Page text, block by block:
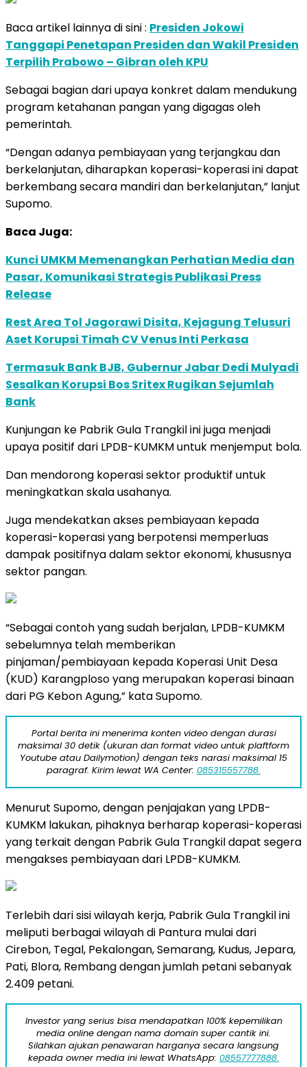
Baca artikel lainnya di sini : Presiden Jokowi
Tanggapi Penetapan Presiden dan Wakil Presiden
Terpilih Prabowo – Gibran oleh KPU
Sebagai bagian dari upaya konkret dalam mendukung
program ketahanan pangan yang digagas oleh
pemerintah.
“Dengan adanya pembiayaan yang terjangkau dan
berkelanjutan, diharapkan koperasi-koperasi ini dapat
berkembang secara mandiri dan berkelanjutan,” lanjut
Supomo.
Baca Juga:
Kunci UMKM Memenangkan Perhatian Media dan
Pasar, Komunikasi Strategis Publikasi Press
Release
Rest Area Tol Jagorawi Disita, Kejagung Telusuri
Aset Korupsi Timah CV Venus Inti Perkasa
Termasuk Bank BJB, Gubernur Jabar Dedi Mulyadi
Sesalkan Korupsi Bos Sritex Rugikan Sejumlah
Bank
Kunjungan ke Pabrik Gula Trangkil ini juga menjadi
upaya positif dari LPDB-KUMKM untuk menjemput bola.
Dan mendorong koperasi sektor produktif untuk
meningkatkan skala usahanya.
Juga mendekatkan akses pembiayaan kepada
koperasi-koperasi yang berpotensi memperluas
dampak positifnya dalam sektor ekonomi, khususnya
sektor pangan.
“Sebagai contoh yang sudah berjalan, LPDB-KUMKM
sebelumnya telah memberikan
pinjaman/pembiayaan kepada Koperasi Unit Desa
(KUD) Karangploso yang merupakan koperasi binaan
dari PG Kebon Agung,” kata Supomo.
Portal berita ini menerima konten video dengan durasi
maksimal 30 detik (ukuran dan format video untuk plaftform
Youtube atau Dailymotion) dengan teks narasi maksimal 15
paragraf. Kirim lewat WA Center: 085315557788.
Menurut Supomo, dengan penjajakan yang LPDB-
KUMKM lakukan, pihaknya berharap koperasi-koperasi
yang terkait dengan Pabrik Gula Trangkil dapat segera
mengakses pembiayaan dari LPDB-KUMKM.
Terlebih dari sisi wilayah kerja, Pabrik Gula Trangkil ini
meliputi berbagai wilayah di Pantura mulai dari
Cirebon, Tegal, Pekalongan, Semarang, Kudus, Jepara,
Pati, Blora, Rembang dengan jumlah petani sebanyak
2.409 petani.
Investor yang serius bisa mendapatkan 100% kepemilikan
media online dengan nama domain super cantik ini.
Silahkan ajukan penawaran harganya secara langsung
kepada owner media ini lewat WhatsApp: 08557777888.